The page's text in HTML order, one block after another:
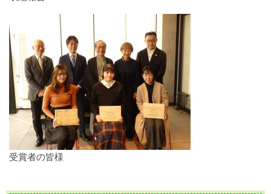
受賞者の皆様